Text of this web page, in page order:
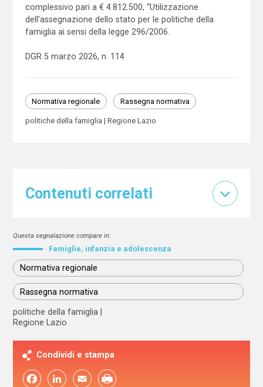
complessivo pari a € 4.812.500, “Utilizzazione
dell’assegnazione dello stato per le politiche della
famiglia ai sensi della legge 296/2006.
DGR 5 marzo 2026, n. 114
Normativa regionale Rassegna normativa
politiche della famiglia Regione Lazio
Contenuti correlati
Questa segnalazione compare in:
Famiglie, infanzia e adolescenza
Normativa regionale
Rassegna normativa
politiche della famiglia
Regione Lazio
Condividi e stampa
FacebookLinkedIn Email